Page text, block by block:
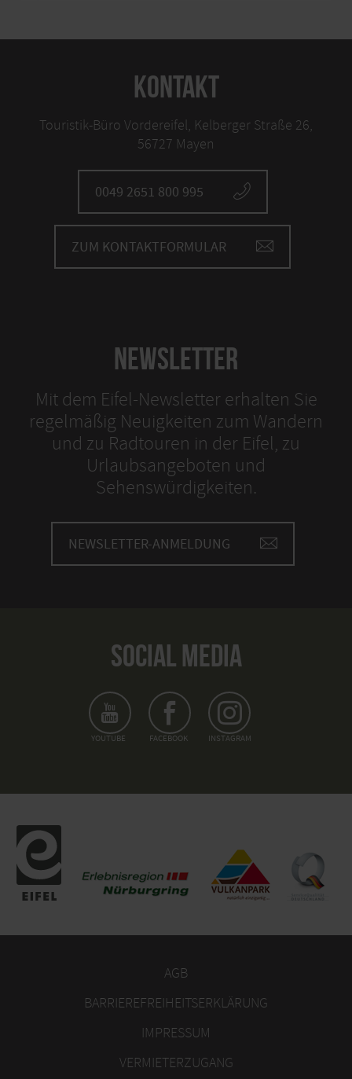
KONTAKT
Touristik-Büro Vordereifel, Kelberger Straße 26,
56727 Mayen
0049 2651 800 995
ZUM KONTAKTFORMULAR
NEWSLETTER
Mit dem Eifel-Newsletter erhalten Sie
regelmäßig Neuigkeiten zum Wandern
und zu Radtouren in der Eifel, zu
Urlaubsangeboten und
Sehenswürdigkeiten.
NEWSLETTER-ANMELDUNG
SOCIAL MEDIA
YOUTUBE FACEBOOK INSTAGRAM
AGB
BARRIEREFREIHEITSERKLÄRUNG
IMPRESSUM
VERMIETERZUGANG